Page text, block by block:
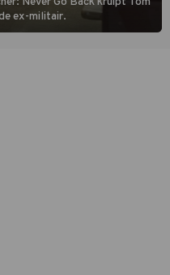
ex-militair.